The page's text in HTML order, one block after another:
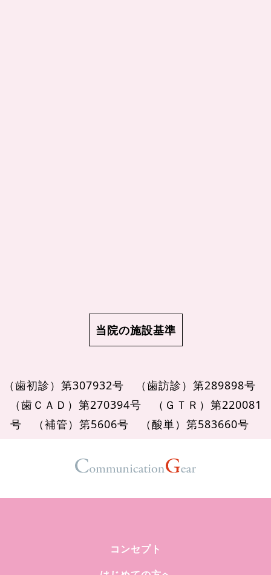
当院の施設基準
（歯初診）第307932号
（歯訪診）第289898号
（歯ＣＡＤ）第270394号
（ＧＴＲ）第220081
号
（補管）第5606号 （酸単）第583660号
コンセプト